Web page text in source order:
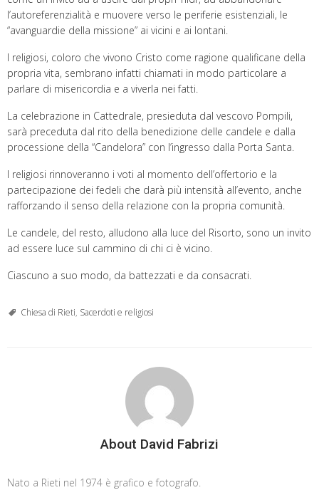
l’autoreferenzialità e muovere verso le periferie esistenziali, le
“avanguardie della missione” ai vicini e ai lontani.
I religiosi, coloro che vivono Cristo come ragione qualificane della
propria vita, sembrano infatti chiamati in modo particolare a
parlare di misericordia e a viverla nei fatti.
La celebrazione in Cattedrale, presieduta dal vescovo Pompili,
sarà preceduta dal rito della benedizione delle candele e dalla
processione della “Candelora” con l’ingresso dalla Porta Santa.
I religiosi rinnoveranno i voti al momento dell’offertorio e la
partecipazione dei fedeli che darà più intensità all’evento, anche
rafforzando il senso della relazione con la propria comunità.
Le candele, del resto, alludono alla luce del Risorto, sono un invito
ad essere luce sul cammino di chi ci è vicino.
Ciascuno a suo modo, da battezzati e da consacrati.
Chiesa di Rieti, Sacerdoti e religiosi
About David Fabrizi
Nato a Rieti nel 1974 è grafico e fotografo.